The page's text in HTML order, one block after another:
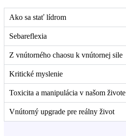
Ako sa stať lídrom
Sebareflexia
Z vnútorného chaosu k vnútornej sile
Kritické myslenie
Toxicita a manipulácia v našom živote
Vnútorný upgrade pre reálny život